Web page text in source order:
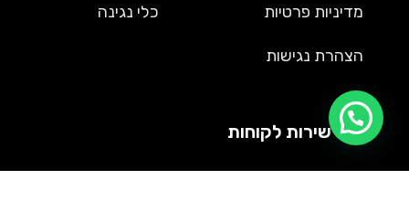
מדיניות פרטיות
הצהרת נגישות
כלי נגינה
שירות לקוחות